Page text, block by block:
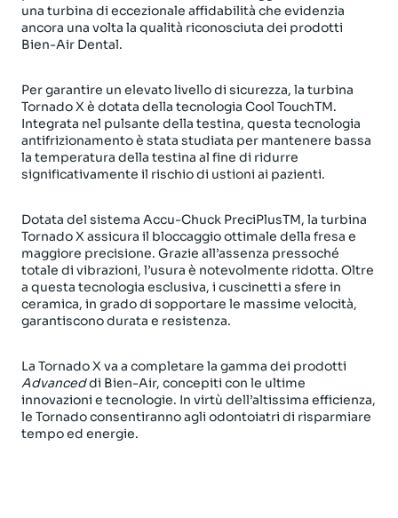
una turbina di eccezionale affidabilità che evidenzia
ancora una volta la qualità riconosciuta dei prodotti
Bien-Air Dental.
Per garantire un elevato livello di sicurezza, la turbina
Tornado X è dotata della tecnologia Cool TouchTM.
Integrata nel pulsante della testina, questa tecnologia
antifrizionamento è stata studiata per mantenere bassa
la temperatura della testina al fine di ridurre
significativamente il rischio di ustioni ai pazienti.
Dotata del sistema Accu-Chuck PreciPlusTM, la turbina
Tornado X assicura il bloccaggio ottimale della fresa e
maggiore precisione. Grazie all’assenza pressoché
totale di vibrazioni, l’usura è notevolmente ridotta. Oltre
a questa tecnologia esclusiva, i cuscinetti a sfere in
ceramica, in grado di sopportare le massime velocità,
garantiscono durata e resistenza.
La Tornado X va a completare la gamma dei prodotti
Advanceddi Bien-Air, concepiti con le ultime
innovazioni e tecnologie. In virtù dell’altissima efficienza,
le Tornado consentiranno agli odontoiatri di risparmiare
tempo ed energie.